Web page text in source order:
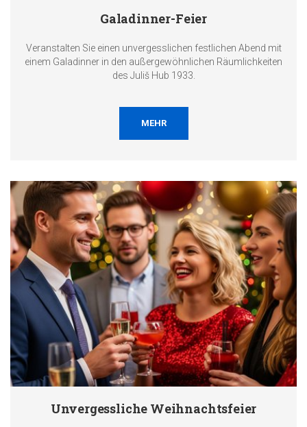
Galadinner-Feier
Veranstalten Sie einen unvergesslichen festlichen Abend mit
einem Galadinner in den außergewöhnlichen Räumlichkeiten
des Juliš Hub 1933.
MEHR
Unvergessliche Weihnachtsfeier